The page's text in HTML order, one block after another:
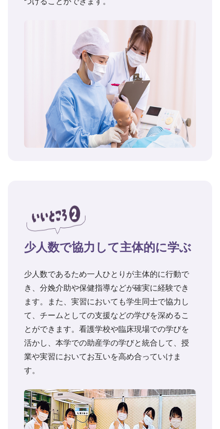
少人数で協力して主体的に学ぶ
少人数であるため一人ひとりが主体的に行動で
き、分娩介助や保健指導などが確実に経験でき
ます。また、実習においても学生同士で協力し
て、チームとしての支援などの学びを深めるこ
とができます。看護学校や臨床現場での学びを
活かし、本学での助産学の学びと統合して、授
業や実習においてお互いを高め合っていけま
す。